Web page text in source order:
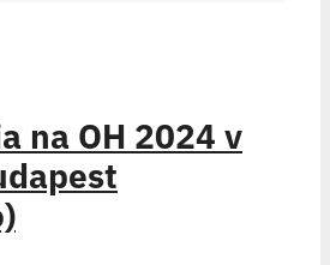
na OH 2024 v